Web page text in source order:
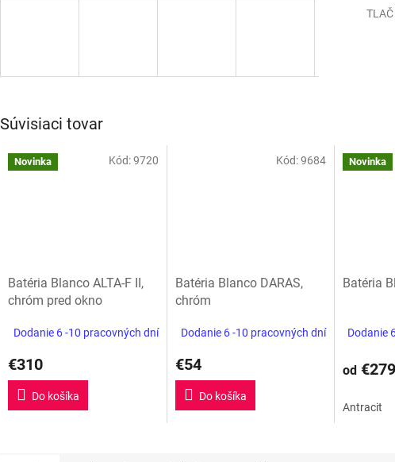
TLAČ
Súvisiaci tovar
Novinka
Batéria Blanco ALTA-F II,
chróm pred okno
Dodanie 6 -10 pracovných dní
€310
Do košíka
Kód:9720
Batéria Blanco DARAS,
chróm
Dodanie 6 -10 pracovných dní
€54
Do košíka
Kód:9684 Novinka
Batéria
Dodanie
od€279
Antracit